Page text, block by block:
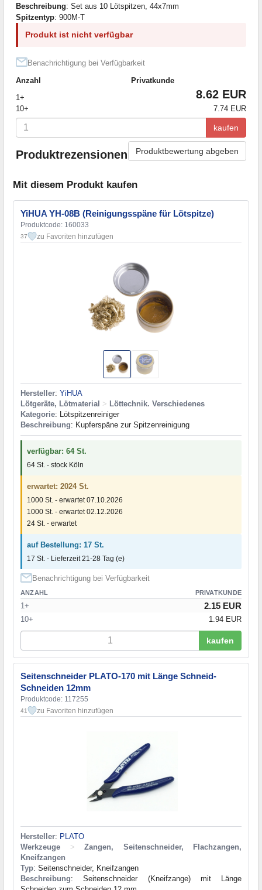
Beschreibung: Set aus 10 Lötspitzen, 44x7mm
Spitzentyp: 900M-T
Produkt ist nicht verfügbar
Benachrichtigung bei Verfügbarkeit
Anzahl
Privatkunde
1+
8.62 EUR
10+ 7.74 EUR
kaufen
Produktrezensionen Produktbewertung abgeben
Mit diesem Produkt kaufen
YiHUA YH-08B (Reinigungsspäne für Lötspitze)
Produktcode: 160033
37 zu Favoriten hinzufügen
Hersteller: YiHUA
Lötgeräte, Lötmaterial > Löttechnik. Verschiedenes
Kategorie: Lötspitzenreiniger
Beschreibung: Kupferspäne zur Spitzenreinigung
verfügbar: 64 St.
64 St. - stock Köln
erwartet: 2024 St.
1000 St. - erwartet 07.10.2026
1000 St. - erwartet 02.12.2026
24 St. - erwartet
auf Bestellung: 17 St.
17 St. - Lieferzeit 21-28 Tag (e)
Benachrichtigung bei Verfügbarkeit
ANZAHL PRIVATKUNDE
1+ 2.15 EUR
10+ 1.94 EUR
kaufen
Seitenschneider PLATO-170 mit Länge Schneid-
Schneiden 12mm
Produktcode: 117255
41 zu Favoriten hinzufügen
Hersteller: PLATO
Werkzeuge
>
Zangen, Seitenschneider, Flachzangen,
Kneifzangen
Typ: Seitenschneider, Kneifzangen
Beschreibung: Seitenschneider (Kneifzange) mit Länge